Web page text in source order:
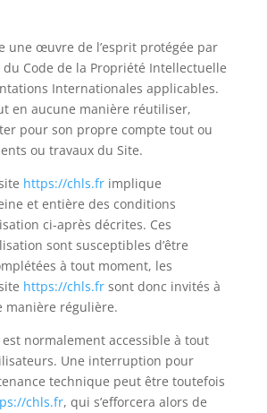
une œuvre de l’esprit protégée par
Code de la Propriété Intellectuelle
Internationales applicables.
en aucune manière réutiliser,
pour son propre compte tout ou
ou travaux du Site.
https://chls.frimplique
et entière des conditions
ci-après décrites. Ces
sont susceptibles d’être
à tout moment, les
https://chls.frsont donc invités à
manière régulière.
normalement accessible à tout
Une interruption pour
technique peut être toutefois
chls.fr, qui s’efforcera alors de